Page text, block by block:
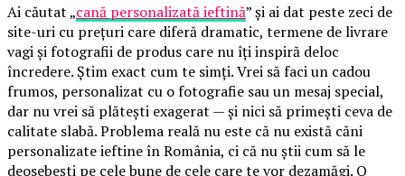
Ai căutat „cană personalizată ieftină” și ai dat peste zeci de
site-uri cu prețuri care diferă dramatic, termene de livrare
vagi și fotografii de produs care nu îți inspiră deloc
încredere. Știm exact cum te simți. Vrei să faci un cadou
frumos, personalizat cu o fotografie sau un mesaj special,
dar nu vrei să plătești exagerat — și nici să primești ceva de
calitate slabă. Problema reală nu este că nu există căni
personalizate ieftine în România, ci că nu știi cum să le
deosebești pe cele bune de cele care te vor dezamăgi. O